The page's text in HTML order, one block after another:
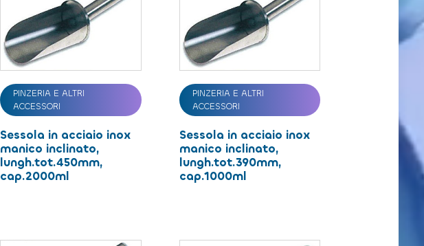
PINZERIA E ALTRI
ACCESSORI
Sessola in acciaio inox
manico inclinato,
lungh.tot.450mm,
cap.2000ml
PINZERIA E ALTRI
ACCESSORI
Sessola in acciaio inox
manico inclinato,
lungh.tot.390mm,
cap.1000ml